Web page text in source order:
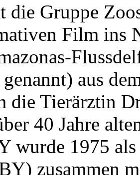
die Gruppe
Film ins
aus
die Tierärztin
40 Jahre
wurde 1975 als
zusammen